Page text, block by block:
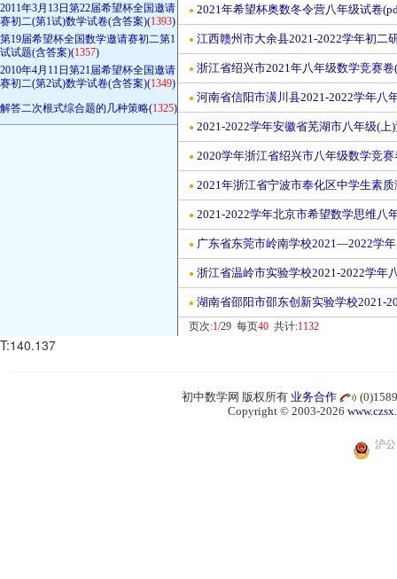
2011年3月13日第22届希望杯全国邀请
赛初二(第1试)数学试卷(含答案)(1393)
第19届希望杯全国数学邀请赛初二第1
试试题(含答案)(1357)
2010年4月11日第21届希望杯全国邀请
赛初二(第2试)数学试卷(含答案)(1349)
解答二次根式综合题的几种策略(1325)
● 2021年希望杯奥数冬令营八年级试卷
● 江西赣州市大余县2021-2022学年初二
● 浙江省绍兴市2021年八年级数学竞赛
● 河南省信阳市潢川县2021-2022学年八
● 2021-2022学年安徽省芜湖市八年级(上
● 2020学年浙江省绍兴市八年级数学竞
● 2021年浙江省宁波市奉化区中学生素质
● 2021-2022学年北京市希望数学思维八
● 广东省东莞市岭南学校2021—2022学
● 浙江省温岭市实验学校2021-2022学年
● 湖南省邵阳市邵东创新实验学校2021-
页次:1/29 每页40 共计:1132
T:140.137
初中数学网 版权所有 业务合作
Copyright © 2003-2026
沪公